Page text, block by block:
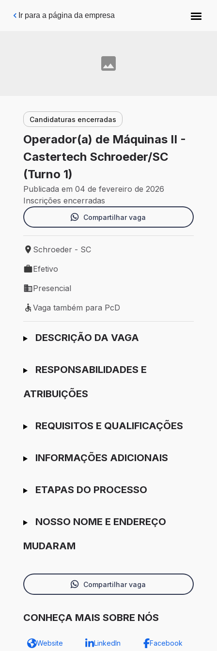
Pular para o conteúdo principal
Ir para a página da empresa
Candidaturas encerradas
Operador(a) de Máquinas II -
Castertech Schroeder/SC
(Turno 1)
Publicada em 04 de fevereiro de 2026
Inscrições encerradas
Compartilhar vaga
Local de trabalho: Schroeder - SC
Schroeder - SC
Tipo de vaga: Efetivo
Efetivo
Modelo de trabalho: Presencial
Presencial
Vaga também para PcD
Vaga também para PcD
Ir para candidatura
DESCRIÇÃO DA VAGA
RESPONSABILIDADES E
ATRIBUIÇÕES
REQUISITOS E QUALIFICAÇÕES
INFORMAÇÕES ADICIONAIS
ETAPAS DO PROCESSO
NOSSO NOME E ENDEREÇO
MUDARAM
Compartilhar vaga
CONHEÇA MAIS SOBRE NÓS
Website LinkedIn Facebook